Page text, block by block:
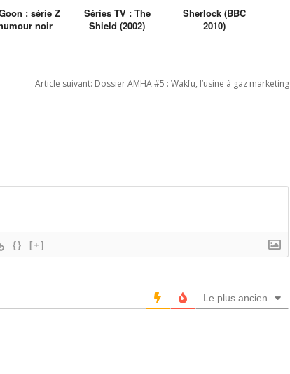
: série Z
noir
Séries TV : The
Shield (2002)
Sherlock (BBC
2010)
Article suivant: Dossier AMHA #5 : Wakfu, l’usine à gaz marketing
{} [+]
Le plus ancien